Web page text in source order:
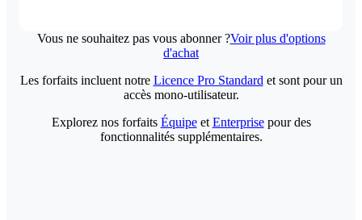
Vous ne souhaitez pas vous abonner ?Voir plus d'options
d'achat
Les forfaits incluent notre Licence Pro Standard et sont pour un
accès mono-utilisateur.
Explorez nos forfaits Équipeet Enterprisepour des
fonctionnalités supplémentaires.